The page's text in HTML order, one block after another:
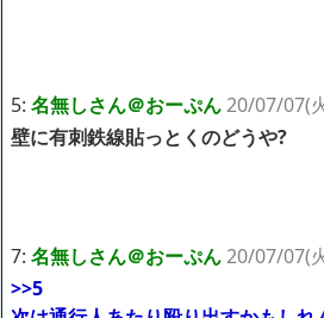
5: 名無しさん＠おーぷん20/07/07(
壁に有刺鉄線貼っとくのどうや?
7: 名無しさん＠おーぷん20/07/07(
>>5